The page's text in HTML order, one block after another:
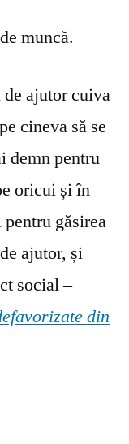
muncă.
ajutor cuiva
cineva să se
demn pentru
oricui și în
găsirea
ajutor, și
social –
din